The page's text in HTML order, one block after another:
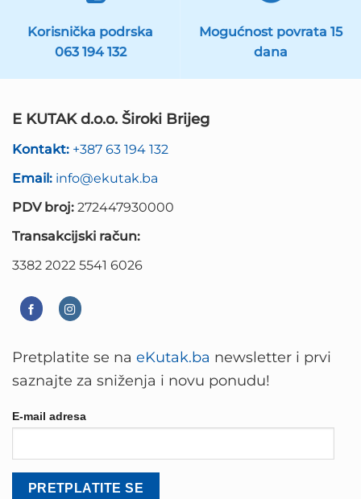
Korisnička podrska
063 194 132
Mogućnost povrata 15
dana
E KUTAK d.o.o. Široki Brijeg
Kontakt: +387 63 194 132
Email: info@ekutak.ba
PDV broj: 272447930000
Transakcijski račun:
3382 2022 5541 6026
Pretplatite se na eKutak.ba newsletter i prvi
saznajte za sniženja i novu ponudu!
E-mail adresa